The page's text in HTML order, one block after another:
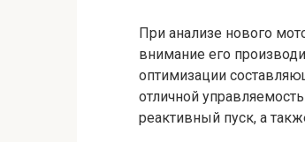
При анализе нового
внимание его
оптимизации
отличной
реактивный пуск, а